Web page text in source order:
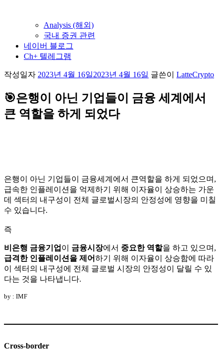
Analysis (해외)
국내 증권 관련
네이버 블로그
Ch+ 텔레그램
작성일자 2023년 4월 16일2023년 4월 16일 글쓴이 LatteCrypto
🎯은행이 아닌 기업들이 금융 세계에서
큰 역할을 하게 되었다
은행이 아닌 기업들이 금융세계에서 큰역할을 하게 되었으며,
급속한 인플레이션을 억제하기 위해 이자율이 상승하는 가운
데 섹터의 내구성이 전체 글로벌시장의 안정성에 영향을 미칠
수 있습니다.
즉
비은행 금융기업 이 금융시장에서 중요한 역할을 하고 있으며,
급격한 인플레이션을 제어하기 위해 이자율이 상승함에 따라
이 섹터의 내구성에 전체 글로벌 시장의 안정성이 달릴 수 있
다는 것을 나타냅니다.
by : IMF
Cross-border